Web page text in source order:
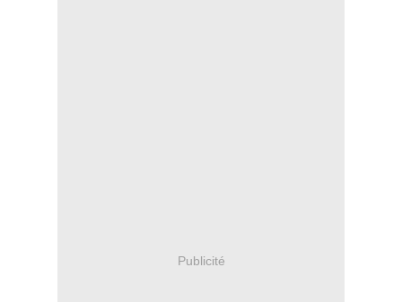
Publicité